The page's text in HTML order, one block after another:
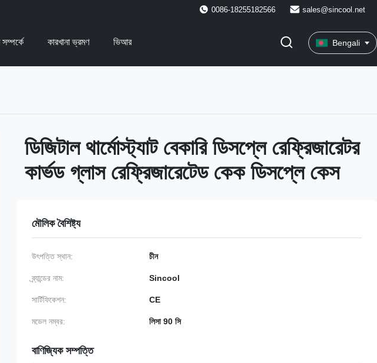
0086-18255182566 sales@sincool.net
কারখানা ভ্রমণ ভিআর Bengali
ডিজিটাল থার্মোস্ট্যাট বেকারি ডিসপ্লে রেফ্রিজারেটর
কার্ভড গ্লাস রেফ্রিজারেটেড কেক ডিসপ্লে কেস
মৌলিক বৈশিষ্ট্য
উৎপত্তি স্থান: চীন
ব্র্যান্ডের নাম: Sincool
সার্টিফিকেশন: CE
মডেল নম্বর: লিসা 90 সি
বাণিজ্যিক সম্পত্তি